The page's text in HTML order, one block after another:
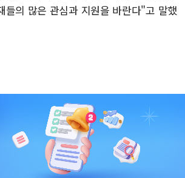
의 많은 관심과 지원을 바란다"고 말했